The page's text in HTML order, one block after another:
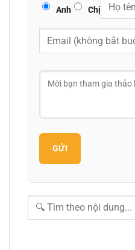
Anh Chị
GỬI